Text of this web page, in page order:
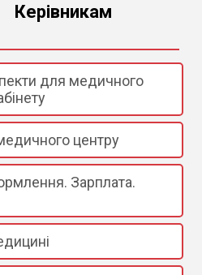
Керівникам
для медичного
центру
Зарплата.